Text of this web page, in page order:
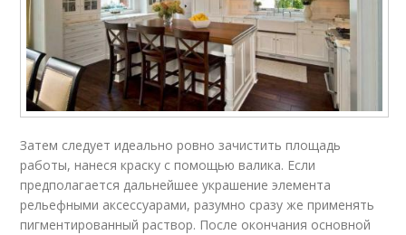
Затем следует идеально ровно зачистить площадь
работы, нанеся краску с помощью валика. Если
предполагается дальнейшее украшение элемента
рельефными аксессуарами, разумно сразу же применять
пигментированный раствор. После окончания основной